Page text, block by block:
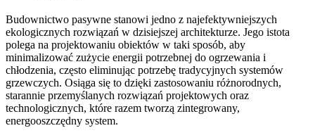
Budownictwo pasywne stanowi jedno z najefektywniejszych
ekologicznych rozwiązań w dzisiejszej architekturze. Jego istota
polega na projektowaniu obiektów w taki sposób, aby
minimalizować zużycie energii potrzebnej do ogrzewania i
chłodzenia, często eliminując potrzebę tradycyjnych systemów
grzewczych. Osiąga się to dzięki zastosowaniu różnorodnych,
starannie przemyślanych rozwiązań projektowych oraz
technologicznych, które razem tworzą zintegrowany,
energooszczędny system.